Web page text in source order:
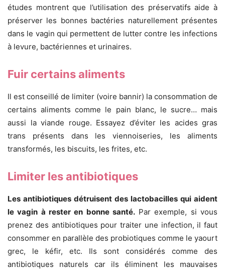
études montrent que l’utilisation des préservatifs aide à
préserver les bonnes bactéries naturellement présentes
dans le vagin qui permettent de lutter contre les infections
à levure, bactériennes et urinaires.
Fuir certains aliments
Il est conseillé de limiter (voire bannir) la consommation de
certains aliments comme le pain blanc, le sucre… mais
aussi la viande rouge. Essayez d’éviter les acides gras
trans présents dans les viennoiseries, les aliments
transformés, les biscuits, les frites, etc.
Limiter les antibiotiques
Les antibiotiques détruisent des lactobacilles qui aident
le vagin à rester en bonne santé.Par exemple, si vous
prenez des antibiotiques pour traiter une infection, il faut
consommer en parallèle des probiotiques comme le yaourt
grec, le kéfir, etc. Ils sont considérés comme des
antibiotiques naturels car ils éliminent les mauvaises